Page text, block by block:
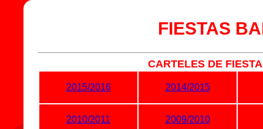
FIESTAS
CARTELES DE
2015/2016 2014/2015
2010/2011 2009/2010